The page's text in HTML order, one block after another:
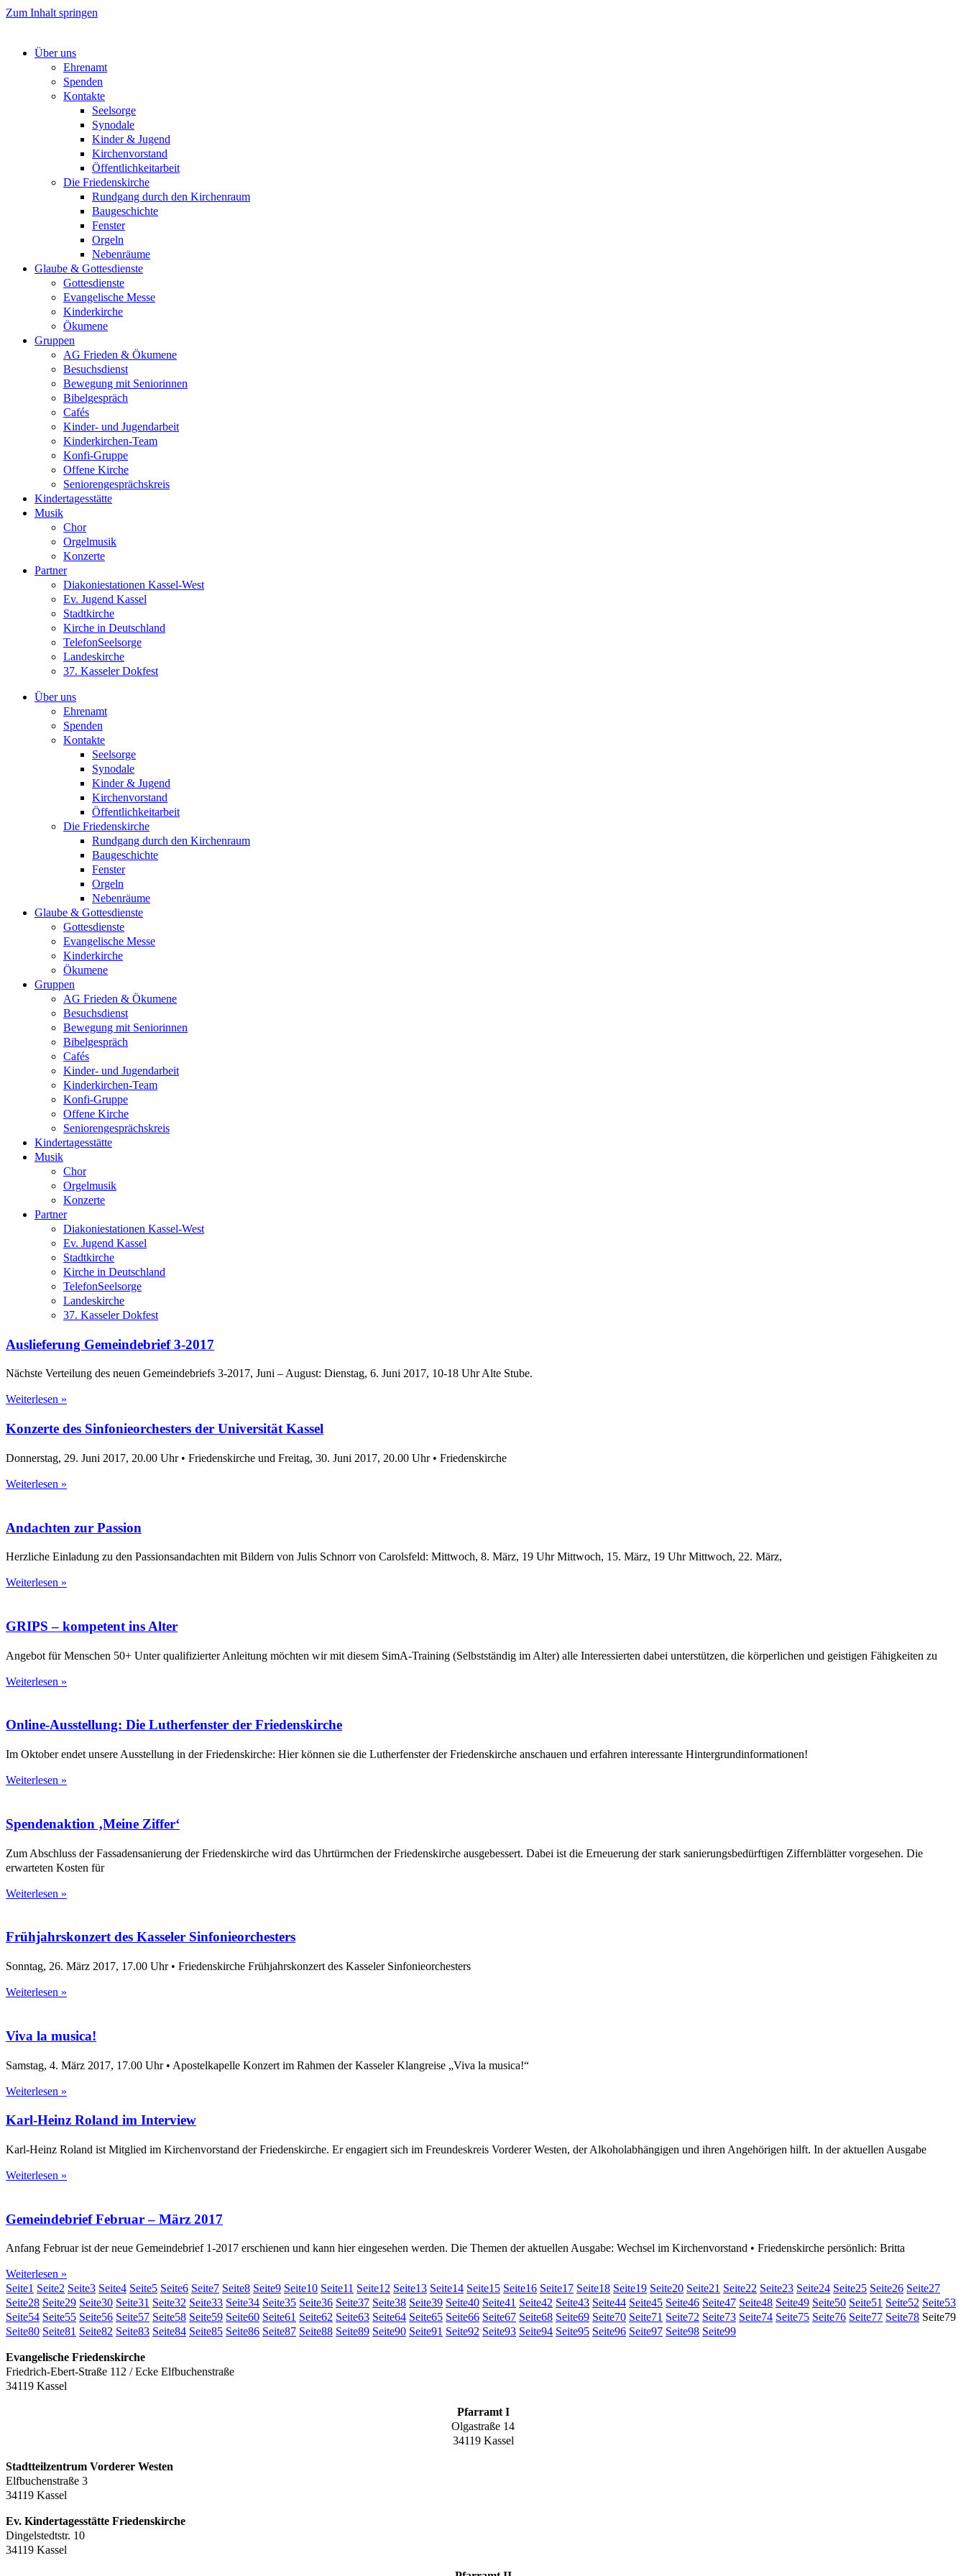
Zum Inhalt springen
Über uns
Ehrenamt
Spenden
Kontakte
Seelsorge
Synodale
Kinder & Jugend
Kirchenvorstand
Öffentlichkeitarbeit
Die Friedenskirche
Rundgang durch den Kirchenraum
Baugeschichte
Fenster
Orgeln
Nebenräume
Glaube & Gottesdienste
Gottesdienste
Evangelische Messe
Kinderkirche
Ökumene
Gruppen
AG Frieden & Ökumene
Besuchsdienst
Bewegung mit Seniorinnen
Bibelgespräch
Cafés
Kinder- und Jugendarbeit
Kinderkirchen-Team
Konfi-Gruppe
Offene Kirche
Seniorengesprächskreis
Kindertagesstätte
Musik
Chor
Orgelmusik
Konzerte
Partner
Diakoniestationen Kassel-West
Ev. Jugend Kassel
Stadtkirche
Kirche in Deutschland
TelefonSeelsorge
Landeskirche
37. Kasseler Dokfest
Über uns
Ehrenamt
Spenden
Kontakte
Seelsorge
Synodale
Kinder & Jugend
Kirchenvorstand
Öffentlichkeitarbeit
Die Friedenskirche
Rundgang durch den Kirchenraum
Baugeschichte
Fenster
Orgeln
Nebenräume
Glaube & Gottesdienste
Gottesdienste
Evangelische Messe
Kinderkirche
Ökumene
Gruppen
AG Frieden & Ökumene
Besuchsdienst
Bewegung mit Seniorinnen
Bibelgespräch
Cafés
Kinder- und Jugendarbeit
Kinderkirchen-Team
Konfi-Gruppe
Offene Kirche
Seniorengesprächskreis
Kindertagesstätte
Musik
Chor
Orgelmusik
Konzerte
Partner
Diakoniestationen Kassel-West
Ev. Jugend Kassel
Stadtkirche
Kirche in Deutschland
TelefonSeelsorge
Landeskirche
37. Kasseler Dokfest
Auslieferung Gemeindebrief 3-2017
Nächste Verteilung des neuen Gemeindebriefs 3-2017, Juni – August: Dienstag, 6. Juni 2017, 10-18 Uhr Alte Stube.
Weiterlesen »
Konzerte des Sinfonieorchesters der Universität Kassel
Donnerstag, 29. Juni 2017, 20.00 Uhr • Friedenskirche und Freitag, 30. Juni 2017, 20.00 Uhr • Friedenskirche
Weiterlesen »
Andachten zur Passion
Herzliche Einladung zu den Passionsandachten mit Bildern von Julis Schnorr von Carolsfeld: Mittwoch, 8. März, 19 Uhr Mittwoch, 15. März, 19 Uhr Mittwoch, 22. März,
Weiterlesen »
GRIPS – kompetent ins Alter
Angebot für Menschen 50+ Unter qualifizierter Anleitung möchten wir mit diesem SimA-Training (Selbstständig im Alter) alle Interessierten dabei unterstützen, die körperlichen und geistigen Fähigkeiten zu
Weiterlesen »
Online-Ausstellung: Die Lutherfenster der Friedenskirche
Im Oktober endet unsere Ausstellung in der Friedenskirche: Hier können sie die Lutherfenster der Friedenskirche anschauen und erfahren interessante Hintergrundinformationen!
Weiterlesen »
Spendenaktion ‚Meine Ziffer‘
Zum Abschluss der Fassadensanierung der Friedenskirche wird das Uhrtürmchen der Friedenskirche ausgebessert. Dabei ist die Erneuerung der stark sanierungsbedürftigen Ziffernblätter vorgesehen. Die
erwarteten Kosten für
Weiterlesen »
Frühjahrskonzert des Kasseler Sinfonieorchesters
Sonntag, 26. März 2017, 17.00 Uhr • Friedenskirche Frühjahrskonzert des Kasseler Sinfonieorchesters
Weiterlesen »
Viva la musica!
Samstag, 4. März 2017, 17.00 Uhr • Apostelkapelle Konzert im Rahmen der Kasseler Klangreise „Viva la musica!“
Weiterlesen »
Karl-Heinz Roland im Interview
Karl-Heinz Roland ist Mitglied im Kirchenvorstand der Friedenskirche. Er engagiert sich im Freundeskreis Vorderer Westen, der Alkoholabhängigen und ihren Angehörigen hilft. In der aktuellen Ausgabe
Weiterlesen »
Gemeindebrief Februar – März 2017
Anfang Februar ist der neue Gemeindebrief 1-2017 erschienen und kann hier eingesehen werden. Die Themen der aktuellen Ausgabe: Wechsel im Kirchenvorstand • Friedenskirche persönlich: Britta
Weiterlesen »
Seite1 Seite2 Seite3 Seite4 Seite5 Seite6 Seite7 Seite8 Seite9 Seite10 Seite11 Seite12 Seite13 Seite14 Seite15 Seite16 Seite17 Seite18 Seite19 Seite20 Seite21 Seite22 Seite23 Seite24 Seite25 Seite26 Seite27
Seite28 Seite29 Seite30 Seite31 Seite32 Seite33 Seite34 Seite35 Seite36 Seite37 Seite38 Seite39 Seite40 Seite41 Seite42 Seite43 Seite44 Seite45 Seite46 Seite47 Seite48 Seite49 Seite50 Seite51 Seite52 Seite53
Seite54 Seite55 Seite56 Seite57 Seite58 Seite59 Seite60 Seite61 Seite62 Seite63 Seite64 Seite65 Seite66 Seite67 Seite68 Seite69 Seite70 Seite71 Seite72 Seite73 Seite74 Seite75 Seite76 Seite77 Seite78 Seite79
Seite80 Seite81 Seite82 Seite83 Seite84 Seite85 Seite86 Seite87 Seite88 Seite89 Seite90 Seite91 Seite92 Seite93 Seite94 Seite95 Seite96 Seite97 Seite98 Seite99
Evangelische Friedenskirche
Friedrich-Ebert-Straße 112 / Ecke Elfbuchenstraße
34119 Kassel
Pfarramt I
Olgastraße 14
34119 Kassel
Stadtteilzentrum Vorderer Westen
Elfbuchenstraße 3
34119 Kassel
Ev. Kindertagesstätte Friedenskirche
Dingelstedtstr. 10
34119 Kassel